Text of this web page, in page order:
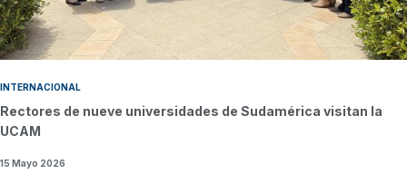
INTERNACIONAL
Rectores de nueve universidades de Sudamérica visitan la
UCAM
15 Mayo 2026